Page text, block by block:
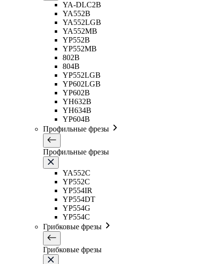
YA-DLC2B
YA552B
YA552LGB
YA552MB
YP552B
YP552MB
802B
804B
YP552LGB
YP602LGB
YP602B
YH632B
YH634B
YP604B
Профильные фрезы
Профильные фрезы
YA552C
YP552C
YP554IR
YP554DT
YP554G
YP554C
Грибковые фрезы
Грибковые фрезы